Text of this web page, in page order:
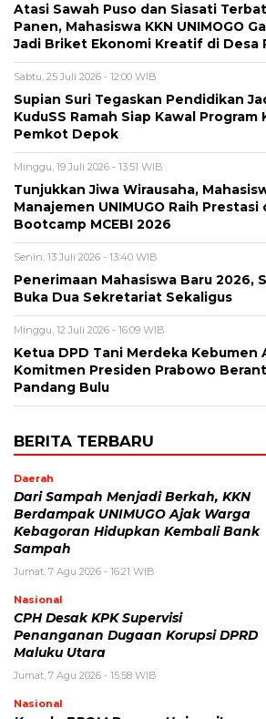
Atasi Sawah Puso dan Siasati
Panen, Mahasiswa KKN UNIMOGO
Jadi Briket Ekonomi Kreatif di Desa
Sabtu, 25 Juli 2026 - 12:00 WIB
Supian Suri Tegaskan Pendidikan
KuduSS Ramah Siap Kawal Program
Pemkot Depok
Minggu, 19 Juli 2026 - 13:51 WIB
Tunjukkan Jiwa Wirausaha,
Manajemen UNIMUGO Raih
Bootcamp MCEBI 2026
Senin, 13 Juli 2026 - 13:40 WIB
Penerimaan Mahasiswa Baru 2026,
Buka Dua Sekretariat Sekaligus
Minggu, 12 Juli 2026 - 16:09 WIB
Ketua DPD Tani Merdeka Kebumen
Komitmen Presiden Prabowo
Pandang Bulu
BERITA TERBARU
Daerah
Dari Sampah Menjadi Berkah, KKN
Berdampak UNIMUGO Ajak Warga
Kebagoran Hidupkan Kembali Bank
Sampah
Jumat, 7 Agu 2026 - 16:21 WIB
Nasional
CPH Desak KPK Supervisi
Penanganan Dugaan Korupsi DPRD
Maluku Utara
Jumat, 7 Agu 2026 - 15:58 WIB
Nasional